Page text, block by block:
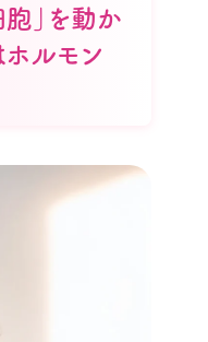
」を動か
ルモン